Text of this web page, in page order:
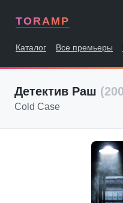
TORAMP
Каталог Все премьеры
Детектив Раш
Cold Case